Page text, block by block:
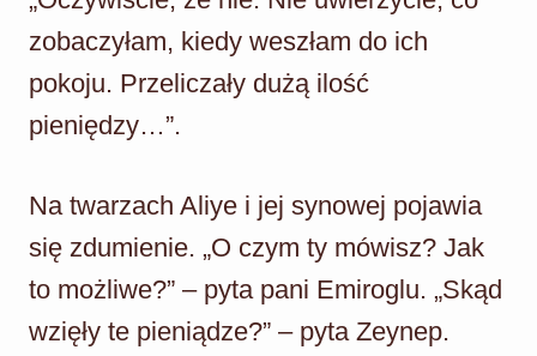
zobaczyłam, kiedy weszłam do ich
pokoju. Przeliczały dużą ilość
pieniędzy…”.
Na twarzach Aliye i jej synowej pojawia
się zdumienie. „O czym ty mówisz? Jak
to możliwe?” – pyta pani Emiroglu. „Skąd
wzięły te pieniądze?” – pyta Zeynep.